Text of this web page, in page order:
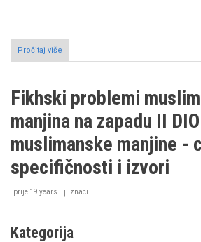
Pročitaj više
Fikhski
manjina
zapadu
DIO:
Osnovne
postavke
za
Fikhski problemi
manjina na zapadu II
muslimanske manjine -
specifičnosti i izvori
prije 19 years znaci
Kategorija